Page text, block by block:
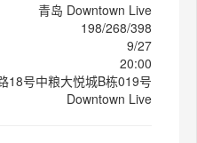
青岛 Downtown Live
198/268/398
9/27
20:00
18号中粮大悦城B栋019号
Downtown Live